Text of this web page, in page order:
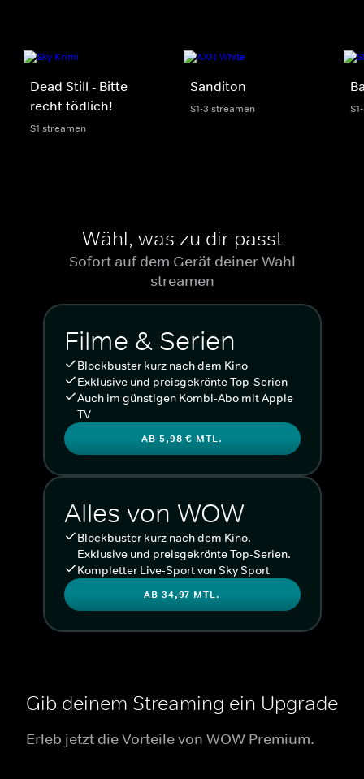
Dead Still - Bitte
recht tödlich!
S1 streamen
Sanditon
S1-3 streamen
Wähl, was zu dir passt
Sofort auf dem Gerät deiner Wahl
streamen
Filme & Serien
Blockbuster kurz nach dem Kino
Exklusive und preisgekrönte Top-Serien
Auch im günstigen Kombi-Abo mit Apple
TV
AB 5,98 € MTL.
Alles von WOW
Blockbuster kurz nach dem Kino.
Exklusive und preisgekrönte Top-Serien.
Kompletter Live-Sport von Sky Sport
AB 34,97 MTL.
Gib deinem Streaming ein Upgrade
Erleb jetzt die Vorteile von WOW Premium.